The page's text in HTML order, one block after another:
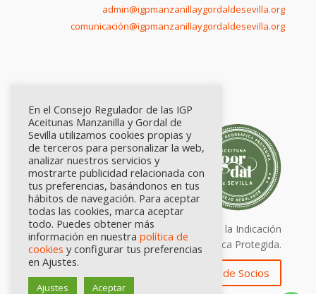
admin@igpmanzanillaygordaldesevilla.org
comunicación@igpmanzanillaygordaldesevilla.org
Calidad certificada por Origen. Sellos de la Indicación
Geográfica Protegida.
Zona de Socios
En el Consejo Regulador de las IGP
Aceitunas Manzanilla y Gordal de
Sevilla utilizamos cookies propias y
de terceros para personalizar la web,
analizar nuestros servicios y
mostrarte publicidad relacionada con
tus preferencias, basándonos en tus
hábitos de navegación. Para aceptar
todas las cookies, marca aceptar
todo. Puedes obtener más
información en nuestra política de
cookies y configurar tus preferencias
en Ajustes.
Ajustes Aceptar